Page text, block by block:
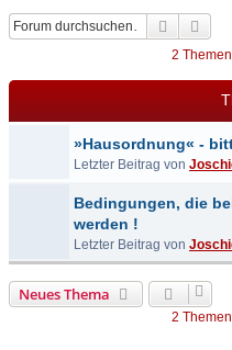
Suche
2
»Hausordnung« -
Letzter Beitrag von
Bedingungen, die
werden !
Letzter Beitrag von
Neues Thema
2